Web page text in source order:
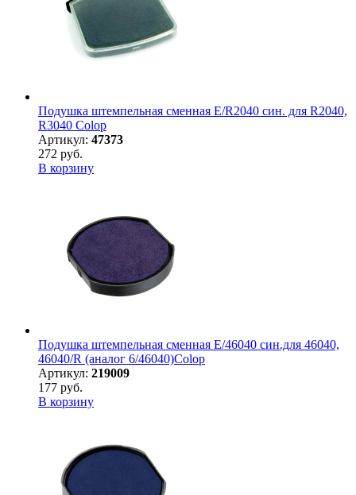
Подушка штемпельная сменная E/R2040 син. для R2040,
R3040 Colop
Артикул: 47373
272 руб.
В корзину
Подушка штемпельная сменная E/46040 син.для 46040,
46040/R (аналог 6/46040)Colop
Артикул: 219009
177 руб.
В корзину